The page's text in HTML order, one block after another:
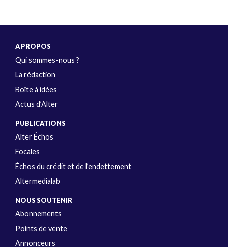
A PROPOS
Qui sommes-nous ?
La rédaction
Boîte à idées
Actus d’Alter
PUBLICATIONS
Alter Échos
Focales
Échos du crédit et de l’endettement
Altermedialab
NOUS SOUTENIR
Abonnements
Points de vente
Annonceurs